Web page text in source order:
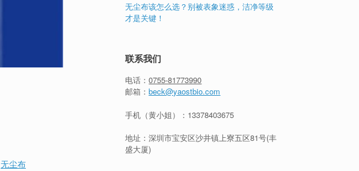
无尘布
无尘布该怎么选？别被表象迷惑，洁净等级
才是关键！
联系我们
电话：0755-81773990
邮箱：beck@yaostbio.com
手机（黄小姐）： 13378403675
地址：深圳市宝安区沙井镇上寮五区81号(丰
盛大厦)